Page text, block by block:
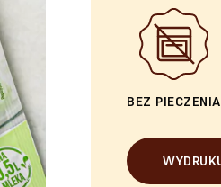
BEZ PIECZENIA